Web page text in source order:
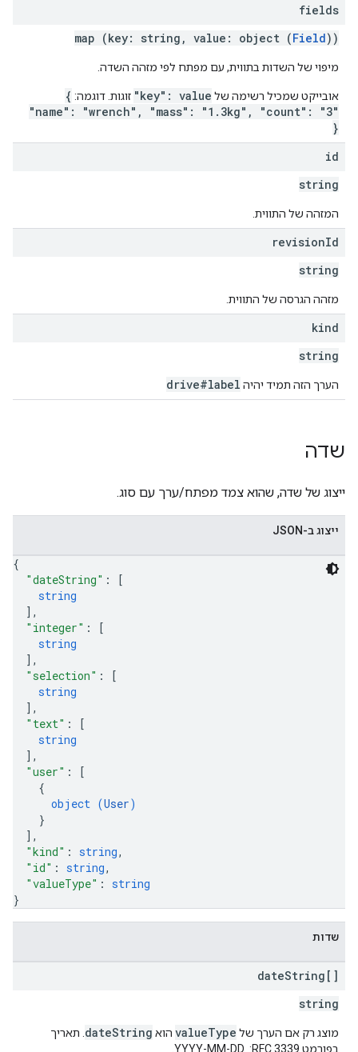
fields
map (key: string, value: object (Field))
מיפוי של השדות בתווית, עם מפתח לפי מזהה השדה.
אובייקט שמכיל רשימה של "key": value זוגות. דוגמה: {
"name": "wrench", "mass": "1.3kg", "count": "3"
}
id
string
המזהה של התווית.
revisionId
string
מזהה הגרסה של התווית.
kind
string
הערך הזה תמיד יהיה drive#label
שדה
ייצוג של שדה, שהוא צמד מפתח/ערך עם סוג.
ייצוג ב-JSON
{
"dateString" :
[
string
] ,
"integer" :
[
string
] ,
"selection" :
[
string
] ,
"text" :
[
string
] ,
"user" :
[
{
object (User)
}
] ,
"kind" : string,
"id" : string,
"valueType" : string
}
שדות
dateString[]
string
מוצג רק אם הערך של valueType הוא dateString . תאריך
בפורמט RFC 3339: ‏ YYYY-MM-DD.